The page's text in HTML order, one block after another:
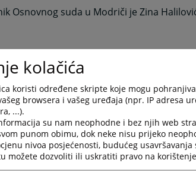
Osnovnog suda u Modriči je Zina
kolačića
koristi određene skripte koje mogu
browsera i vašeg uređaja (npr. IP adresa
...).
su nam neophodne i bez njih web
punom obimu, dok neke nisu prijeko
nivoa posjećenosti, budućeg usavršavanja
možete dozvoliti ili uskratiti pravo na